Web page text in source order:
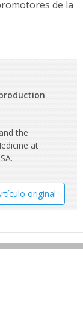
de la
the
at
original